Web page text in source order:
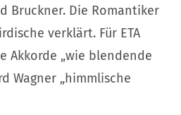
Bruckner. Die Romantiker
verklärt. Für ETA
Akkorde „wie blendende
Wagner „himmlische